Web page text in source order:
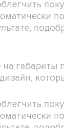
габариты